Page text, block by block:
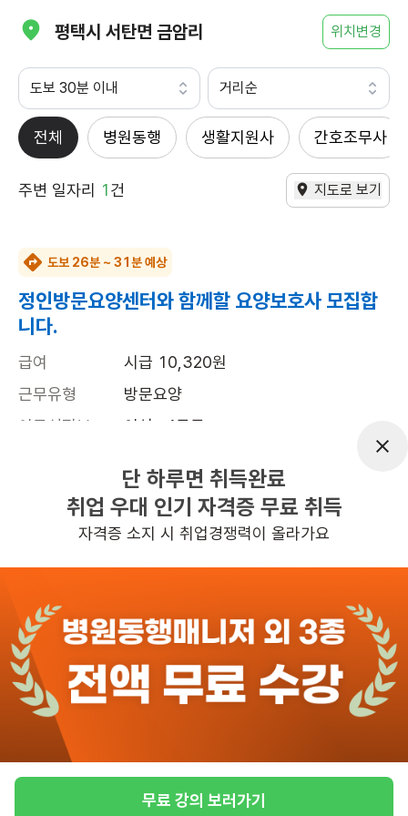
평택시 서탄면 금암리 위치변경
도보 30분 이내 거리순
전체 병원동행 생활지원사 간호조무사
주변 일자리 1건 지도로 보기
도보 26분 ~ 31분 예상
정인방문요양센터와 함께할 요양보호사 모집합
니다.
급여
시급 10,320원
근무유형
방문요양
어르신정보
여성 · 4등급
평일 : (근무시간) (오전) 9시 00분 ~ (정
오) 12시 00분, 주 5일 근무
관심 일자리정보 더보기
6일전등록
반경 3KM 이내의 일자리 확인하기
단 하루면 취득완료
취업 우대 인기 자격증 무료 취득
자격증 소지 시 취업경쟁력이 올라가요
무료 강의 보러가기